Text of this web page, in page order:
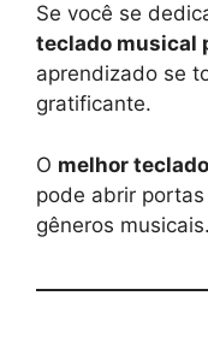
Se você se
teclado musical
aprendizado se
gratificante.
O melhor
pode abrir
gêneros musicais.